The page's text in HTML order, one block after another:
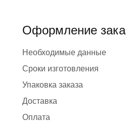
Оформление
Необходимые данные
Сроки изготовления
Упаковка заказа
Доставка
Оплата